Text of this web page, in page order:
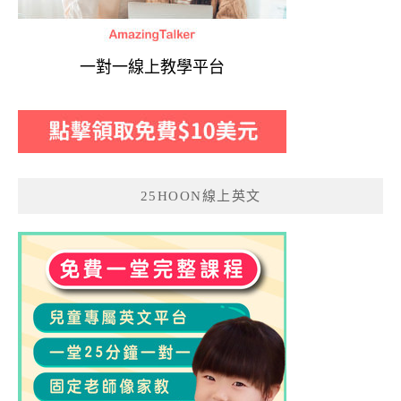
一對一線上教學平台
25HOON線上英文